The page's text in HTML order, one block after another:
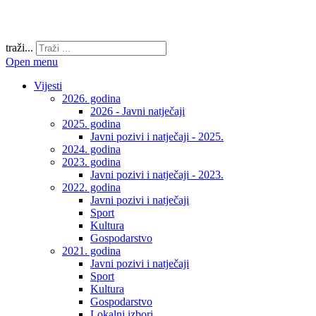
traži...
Open menu
Vijesti
2026. godina
2026 - Javni natječaji
2025. godina
Javni pozivi i natječaji - 2025.
2024. godina
2023. godina
Javni pozivi i natječaji - 2023.
2022. godina
Javni pozivi i natječaji
Sport
Kultura
Gospodarstvo
2021. godina
Javni pozivi i natječaji
Sport
Kultura
Gospodarstvo